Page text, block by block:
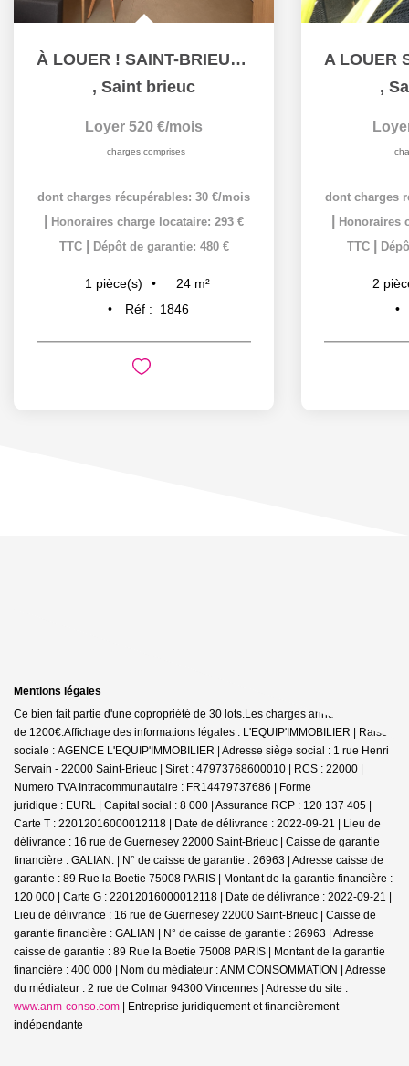
À LOUER ! SAINT-BRIEUC - GINGLIN - T1 BIS MEUBLÉ -...
, Saint brieuc
Loyer 520 €/mois
charges comprises
dont charges récupérables: 30 €/mois
Honoraires charge locataire: 293 €
TTC
Dépôt de garantie: 480 €
1 pièce(s) 24 m²
Réf :
1846
,
dont charges
Honoraires
TTC
2
Mentions légales
Ce bien fait partie d'une copropriété de 30 lots.Les charges annuelles sont
de 1200€.Affichage des informations légales : L'EQUIP'IMMOBILIER | Raison
sociale : AGENCE L'EQUIP'IMMOBILIER | Adresse siège social : 1 rue Henri
Servain - 22000 Saint-Brieuc | Siret : 47973768600010 | RCS : 22000 |
Numero TVA Intracommunautaire : FR14479737686 | Forme
juridique : EURL | Capital social : 8 000 | Assurance RCP : 120 137 405 |
Carte T : 22012016000012118 | Date de délivrance : 2022-09-21 | Lieu de
délivrance : 16 rue de Guernesey 22000 Saint-Brieuc | Caisse de garantie
financière : GALIAN. | N° de caisse de garantie : 26963 | Adresse caisse de
garantie : 89 Rue la Boetie 75008 PARIS | Montant de la garantie financière :
120 000 | Carte G : 22012016000012118 | Date de délivrance : 2022-09-21 |
Lieu de délivrance : 16 rue de Guernesey 22000 Saint-Brieuc | Caisse de
garantie financière : GALIAN | N° de caisse de garantie : 26963 | Adresse
caisse de garantie : 89 Rue la Boetie 75008 PARIS | Montant de la garantie
financière : 400 000 | Nom du médiateur : ANM CONSOMMATION | Adresse
du médiateur : 2 rue de Colmar 94300 Vincennes | Adresse du site :
www.anm-conso.com | Entreprise juridiquement et financièrement
indépendante